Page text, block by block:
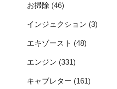
お掃除 (46)
インジェクション (3)
エキゾースト (48)
エンジン (331)
キャブレター (161)